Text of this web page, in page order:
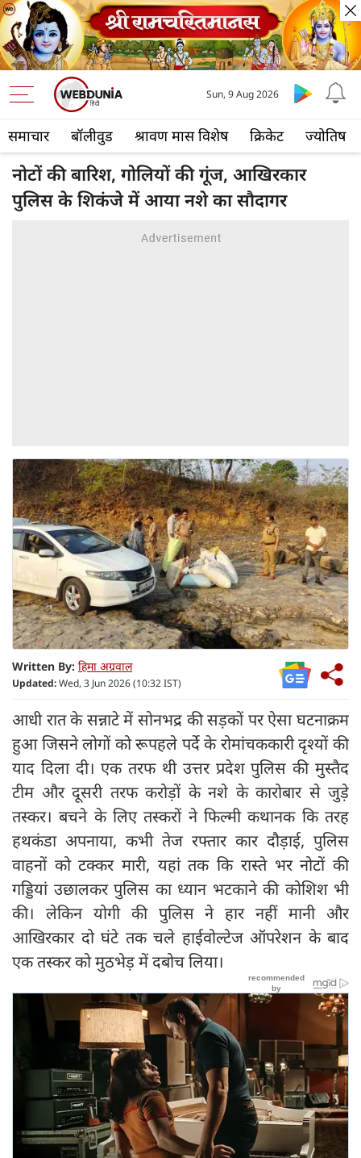
समाचार बॉलीवुड श्रावण मास विशेष क्रिकेट ज्योतिष
Sun, 9 Aug 2026
नोटों की बारिश, गोलियों की गूंज, आखिरकार
पुलिस के शिकंजे में आया नशे का सौदागर
Written By: हिमा अग्रवाल
Updated:Wed, 3 Jun 2026 (10:32 IST)
आधी रात के सन्नाटे में सोनभद्र की सड़कों पर ऐसा घटनाक्रम
हुआ जिसने लोगों को रूपहले पर्दे के रोमांचककारी दृश्यों की
याद दिला दी। एक तरफ थी उत्तर प्रदेश पुलिस की मुस्तैद
टीम और दूसरी तरफ करोड़ों के नशे के कारोबार से जुड़े
तस्कर। बचने के लिए तस्करों ने फिल्मी कथानक कि तरह
हथकंडा अपनाया, कभी तेज रफ्तार कार दौड़ाई, पुलिस
वाहनों को टक्कर मारी, यहां तक कि रास्ते भर नोटों की
गड्डियां उछालकर पुलिस का ध्यान भटकाने की कोशिश भी
की। लेकिन योगी की पुलिस ने हार नहीं मानी और
आखिरकार दो घंटे तक चले हाईवोल्टेज ऑपरेशन के बाद
एक तस्कर को मुठभेड़ में दबोच लिया।